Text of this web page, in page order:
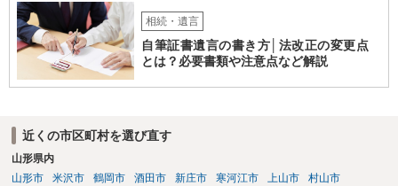
相続・遺言
自筆証書遺言の書き方│法改正の変更点
とは？必要書類や注意点など解説
近くの市区町村を選び直す
山形県内
山形市
米沢市 鶴岡市 酒田市 新庄市 寒河江市 上山市
村山市